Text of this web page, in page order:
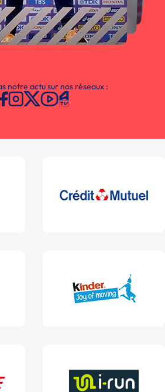
notre actu sur nos réseaux :